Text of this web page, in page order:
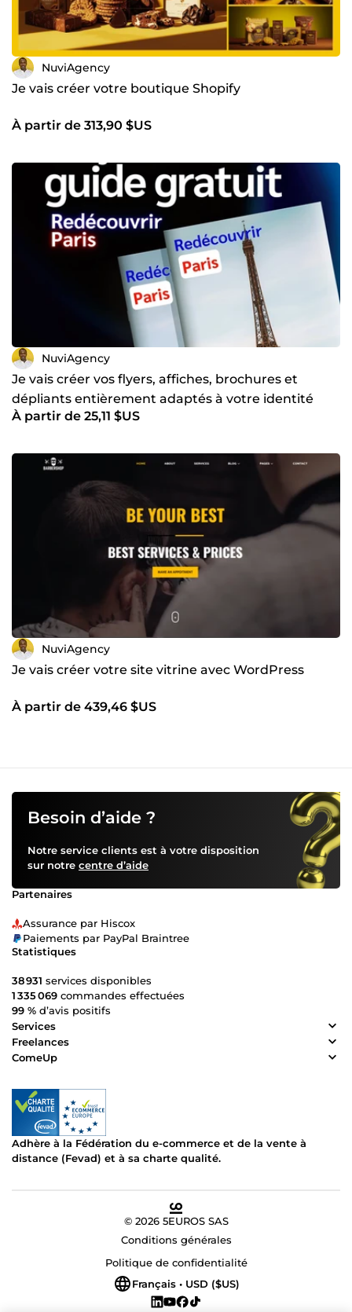
NuviAgency
Je vais créer votre boutique Shopify
À partir de 313,90 $US
NuviAgency
Je vais créer vos flyers, affiches, brochures et
dépliants entièrement adaptés à votre identité
visuelle
À partir de 25,11 $US
NuviAgency
Je vais créer votre site vitrine avec WordPress
À partir de 439,46 $US
Besoin d’aide ?
Notre service clients est à votre disposition
sur notre centre d’aide
Partenaires
Assurance par Hiscox
Paiements par PayPal Braintree
Statistiques
38 931 services disponibles
1 335 069 commandes effectuées
99 % d’avis positifs
Services
Freelances
ComeUp
Adhère à la Fédération du e-commerce et de la vente à
distance (Fevad) et à sa charte qualité.
© 2026 5EUROS SAS
Conditions générales
Politique de confidentialité
Français • USD ($US)